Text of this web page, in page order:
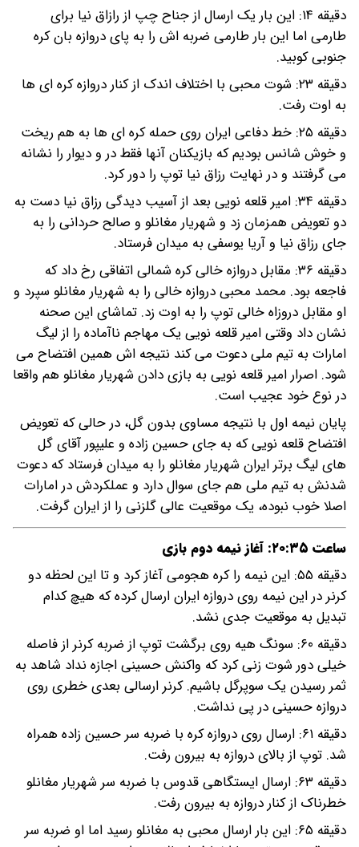
دقیقه ۱۴: این بار یک ارسال از جناح چپ از رازاق نیا برای
طارمی اما این بار طارمی ضربه اش را به پای دروازه بان کره
جنوبی کوبید.
دقیقه ۲۳: شوت محبی با اختلاف اندک از کنار دروازه کره ای ها
به اوت رفت.
دقیقه ۲۵: خط دفاعی ایران روی حمله کره ای ها به هم ریخت
و خوش شانس بودیم که بازیکنان آنها فقط در و دیوار را نشانه
می گرفتند و در نهایت رزاق نیا توپ را دور کرد.
دقیقه ۳۴: امیر قلعه نویی بعد از آسیب دیدگی رزاق نیا دست به
دو تعویض همزمان زد و شهریار مغانلو و صالح حردانی را به
جای رزاق نیا و آریا یوسفی به میدان فرستاد.
دقیقه ۳۶: مقابل دروازه خالی کره شمالی اتفاقی رخ داد که
فاجعه بود. محمد محبی دروازه خالی را به شهریار مغانلو سپرد و
او مقابل دروزاه خالی توپ را به اوت زد. تماشای این صحنه
نشان داد وقتی امیر قلعه نویی یک مهاجم ناآماده را از لیگ
امارات به تیم ملی دعوت می کند نتیجه اش همین افتضاح می
شود. اصرار امیر قلعه نویی به بازی دادن شهریار مغانلو هم واقعا
در نوع خود عجیب است.
پایان نیمه اول با نتیجه مساوی بدون گل، در حالی که تعویض
افتضاح قلعه نویی که به جای حسین زاده و علیپور آقای گل
های لیگ برتر ایران شهریار مغانلو را به میدان فرستاد که دعوت
شدنش به تیم ملی هم جای سوال دارد و عملکردش در امارات
اصلا خوب نبوده، یک موقعیت عالی گلزنی را از ایران گرفت.
ساعت ۲۰:۳۵: آغاز نیمه دوم بازی
دقیقه ۵۵: این نیمه را کره هجومی آغاز کرد و تا این لحظه دو
کرنر در این نیمه روی دروازه ایران ارسال کرده که هیچ کدام
تبدیل به موقعیت جدی نشد.
دقیقه ۶۰: سونگ هیه روی برگشت توپ از ضربه کرنر از فاصله
خیلی دور شوت زنی کرد که واکنش حسینی اجازه نداد شاهد به
ثمر رسیدن یک سوپرگل باشیم. کرنر ارسالی بعدی خطری روی
دروازه حسینی در پی نداشت.
دقیقه ۶۱: ارسال روی دروازه کره با ضربه سر حسین زاده همراه
شد. توپ از بالای دروازه به بیرون رفت.
دقیقه ۶۳: ارسال ایستگاهی قدوس با ضربه سر شهریار مغانلو
خطرناک از کنار دروازه به بیرون رفت.
دقیقه ۶۵: این بار ارسال محبی به مغانلو رسید اما او ضربه سر